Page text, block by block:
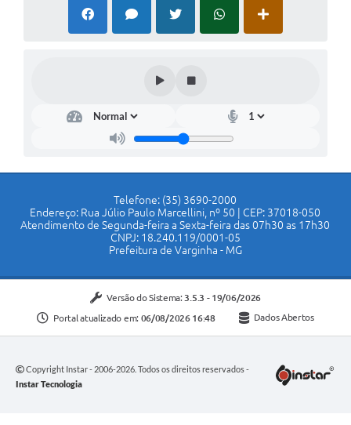
Telefone: (35) 3690-2000
Endereço: Rua Júlio Paulo Marcellini, nº 50 | CEP: 37018-050
Atendimento de Segunda-feira a Sexta-feira das 07h30 as 17h30
CNPJ: 18.240.119/0001-05
Prefeitura de Varginha - MG
Versão do Sistema: 3.5.3 - 19/06/2026
Portal atualizado em: 06/08/2026 16:48 Dados Abertos
Copyright Instar - 2006-2026. Todos os direitos reservados -
Instar Tecnologia